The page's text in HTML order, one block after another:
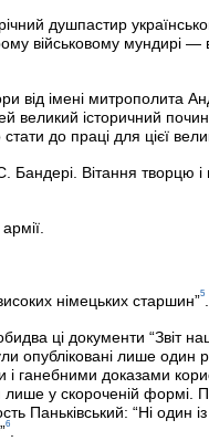
душпастир
військовому мундирі —
від імені митрополита
великий історичний
до праці для цієї
Бандері. Вітання творцю
німецьких старшин”5
ці документи “Звіт
опубліковані лише один
ганебними доказами
у скороченій формі.
Паньківський: “Ні
6